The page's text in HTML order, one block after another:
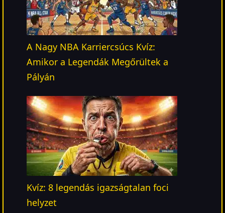
A Nagy NBA Karriercsúcs Kvíz:
Amikor a Legendák Megőrültek a
Pályán
Kvíz: 8 legendás igazságtalan foci
helyzet